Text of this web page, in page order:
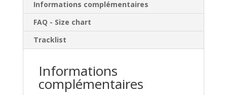
Informations complémentaires
FAQ - Size chart
Tracklist
Informations
complémentaires